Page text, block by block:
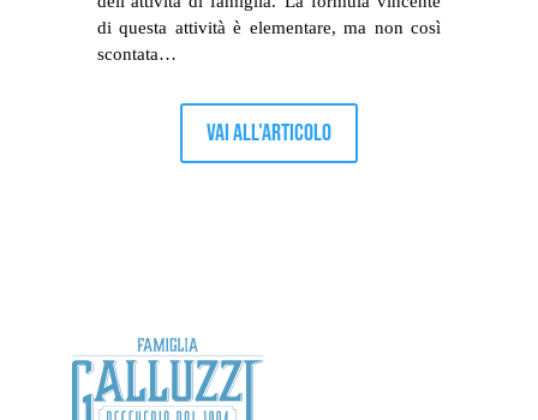
di questa attività è elementare, ma non così
scontata…
Vai all'articolo